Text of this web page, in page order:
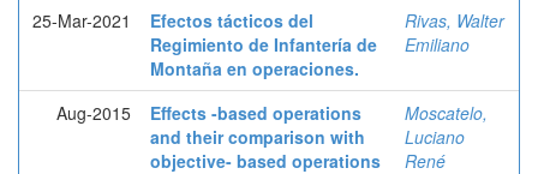
25-Mar-2021
Efectos tácticos del
Regimiento de Infantería de
Montaña en operaciones.
Rivas, Walter
Emiliano
Aug-2015
Effects -based operations
and their comparison with
objective- based operations
Moscatelo,
Luciano
René